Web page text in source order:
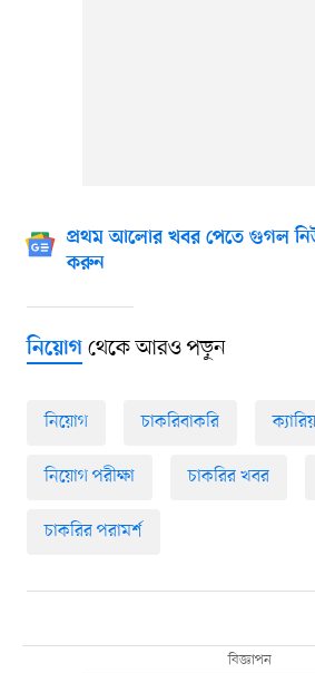
প্রথম আলোর খবর পেতে গুগল
করুন
নিয়োগথেকে আরও পড়ুন
নিয়োগ চাকরিবাকরি
নিয়োগ পরীক্ষা চাকরির খবর
চাকরির পরামর্শ